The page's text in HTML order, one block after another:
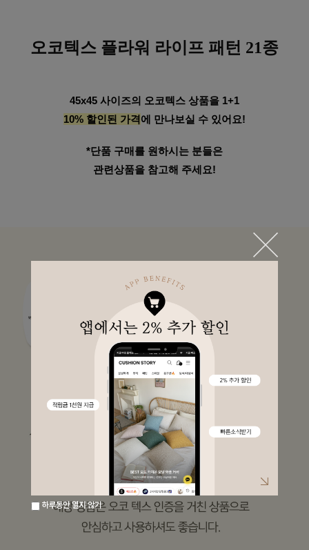
오코텍스 플라워 라이프 패턴 21종
45x45 사이즈의 오코텍스 상품을 1+1
10% 할인된 가격 에 만나보실 수 있어요!
*단품 구매를 원하시는 분들은
관련상품을 참고해 주세요!
하루동안 열지 않기